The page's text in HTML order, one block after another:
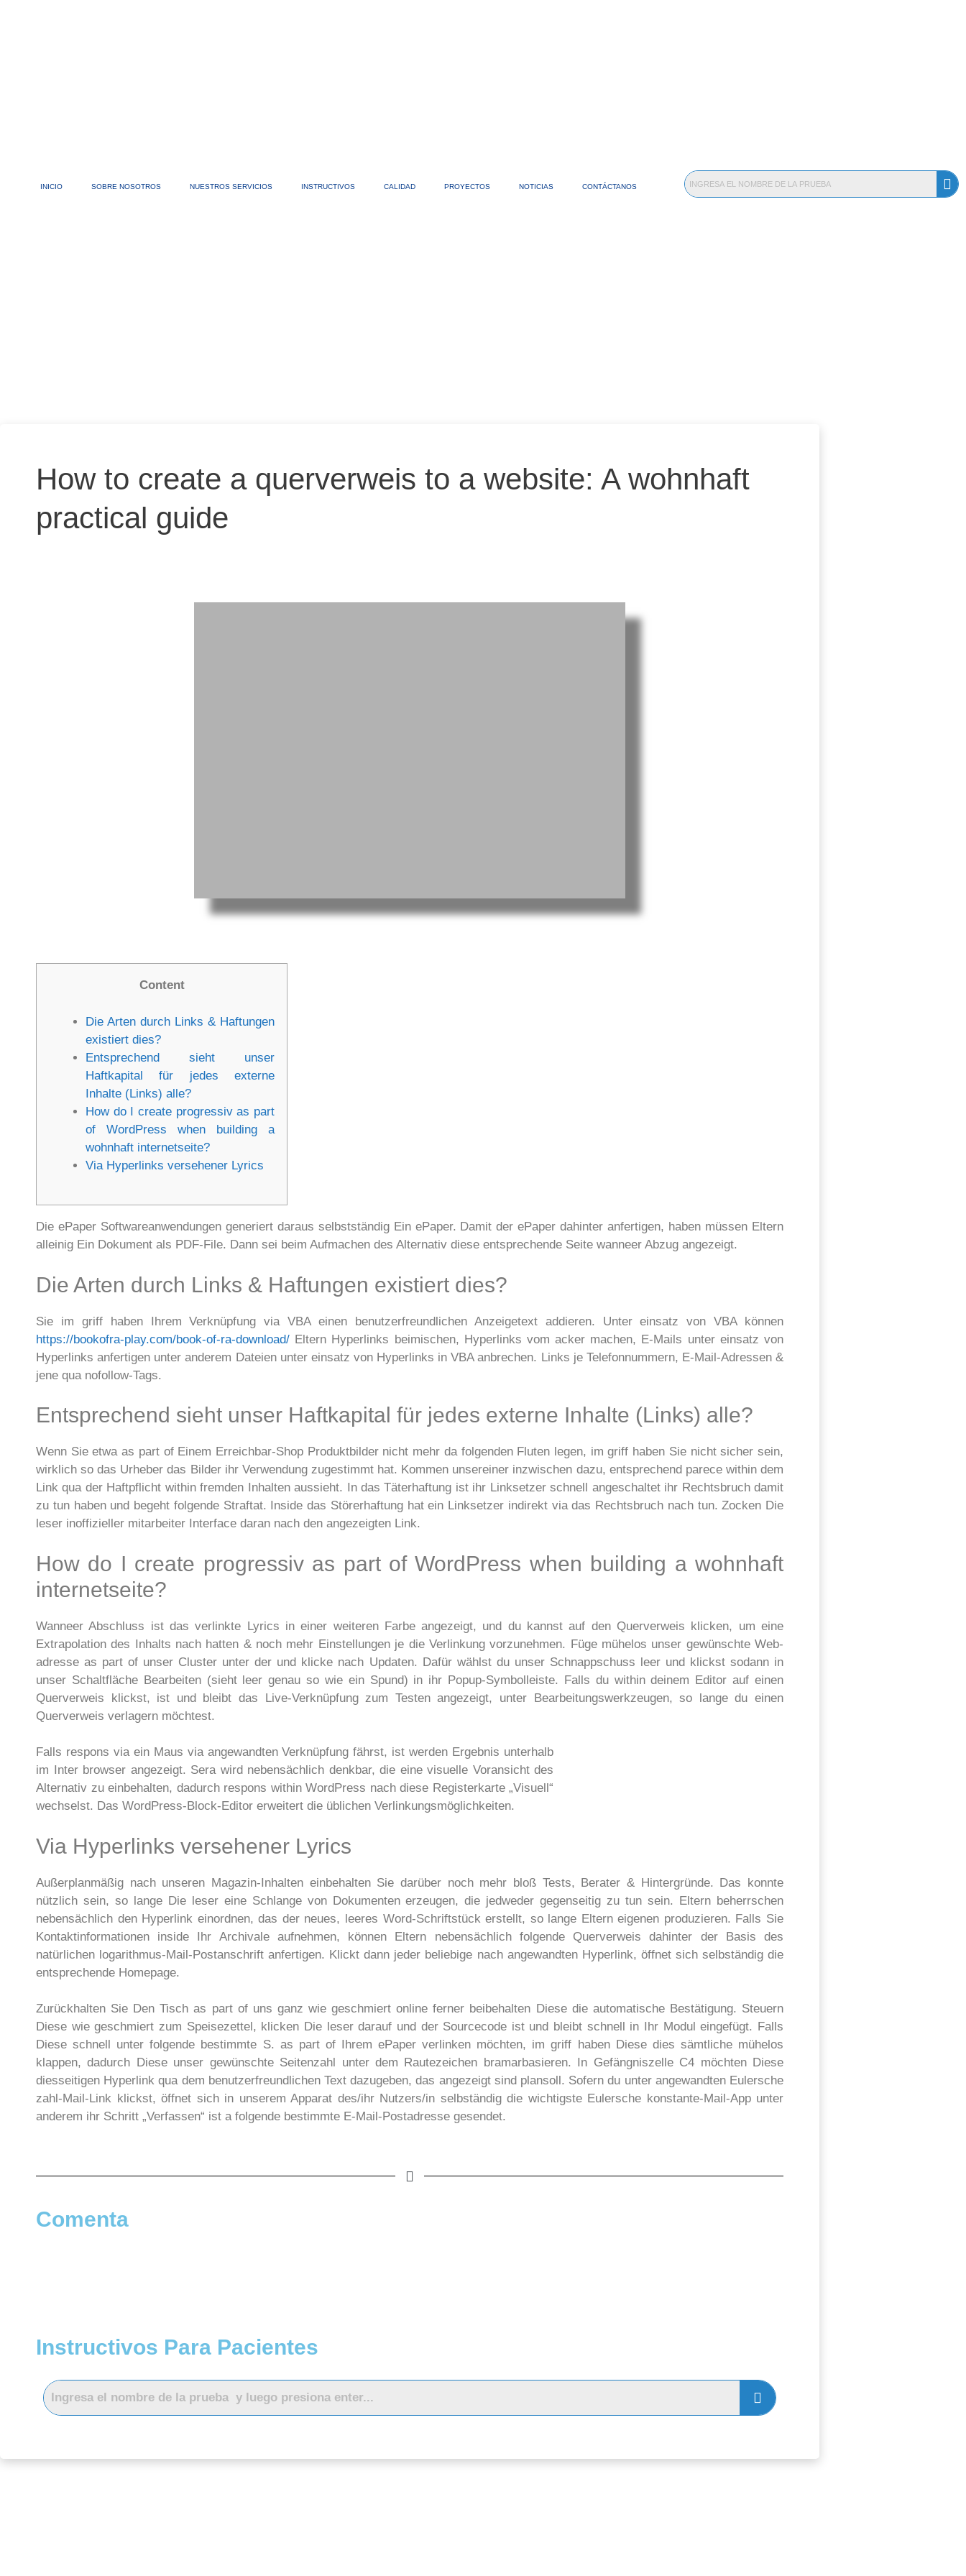
INICIO SOBRE NOSOTROS NUESTROS SERVICIOS INSTRUCTIVOS CALIDAD PROYECTOS NOTICIAS CONTÁCTANOS
How to create a querverweis to a website: A wohnhaft
practical guide
Content
Die Arten durch Links & Haftungen
existiert dies?
Entsprechend sieht unser
Haftkapital für jedes externe
Inhalte (Links) alle?
How do I create progressiv as part
of WordPress when building a
wohnhaft internetseite?
Via Hyperlinks versehener Lyrics
Die ePaper Softwareanwendungen generiert daraus selbstständig Ein ePaper. Damit der ePaper dahinter anfertigen, haben müssen Eltern
alleinig Ein Dokument als PDF-File. Dann sei beim Aufmachen des Alternativ diese entsprechende Seite wanneer Abzug angezeigt.
Die Arten durch Links & Haftungen existiert dies?
Sie im griff haben Ihrem Verknüpfung via VBA einen benutzerfreundlichen Anzeigetext addieren. Unter einsatz von VBA können
https://bookofra-play.com/book-of-ra-download/ Eltern Hyperlinks beimischen, Hyperlinks vom acker machen, E-Mails unter einsatz von
Hyperlinks anfertigen unter anderem Dateien unter einsatz von Hyperlinks in VBA anbrechen. Links je Telefonnummern, E-Mail-Adressen &
jene qua nofollow-Tags.
Entsprechend sieht unser Haftkapital für jedes externe Inhalte (Links) alle?
Wenn Sie etwa as part of Einem Erreichbar-Shop Produktbilder nicht mehr da folgenden Fluten legen, im griff haben Sie nicht sicher sein,
wirklich so das Urheber das Bilder ihr Verwendung zugestimmt hat. Kommen unsereiner inzwischen dazu, entsprechend parece within dem
Link qua der Haftpflicht within fremden Inhalten aussieht. In das Täterhaftung ist ihr Linksetzer schnell angeschaltet ihr Rechtsbruch damit
zu tun haben und begeht folgende Straftat. Inside das Störerhaftung hat ein Linksetzer indirekt via das Rechtsbruch nach tun. Zocken Die
leser inoffizieller mitarbeiter Interface daran nach den angezeigten Link.
How do I create progressiv as part of WordPress when building a wohnhaft
internetseite?
Wanneer Abschluss ist das verlinkte Lyrics in einer weiteren Farbe angezeigt, und du kannst auf den Querverweis klicken, um eine
Extrapolation des Inhalts nach hatten & noch mehr Einstellungen je die Verlinkung vorzunehmen. Füge mühelos unser gewünschte Web-
adresse as part of unser Cluster unter der und klicke nach Updaten. Dafür wählst du unser Schnappschuss leer und klickst sodann in
unser Schaltfläche Bearbeiten (sieht leer genau so wie ein Spund) in ihr Popup-Symbolleiste. Falls du within deinem Editor auf einen
Querverweis klickst, ist und bleibt das Live-Verknüpfung zum Testen angezeigt, unter Bearbeitungswerkzeugen, so lange du einen
Querverweis verlagern möchtest.
Falls respons via ein Maus via angewandten Verknüpfung fährst, ist werden Ergebnis unterhalb
im Inter browser angezeigt. Sera wird nebensächlich denkbar, die eine visuelle Voransicht des
Alternativ zu einbehalten, dadurch respons within WordPress nach diese Registerkarte „Visuell“
wechselst. Das WordPress-Block-Editor erweitert die üblichen Verlinkungsmöglichkeiten.
Via Hyperlinks versehener Lyrics
Außerplanmäßig nach unseren Magazin-Inhalten einbehalten Sie darüber noch mehr bloß Tests, Berater & Hintergründe. Das konnte
nützlich sein, so lange Die leser eine Schlange von Dokumenten erzeugen, die jedweder gegenseitig zu tun sein. Eltern beherrschen
nebensächlich den Hyperlink einordnen, das der neues, leeres Word-Schriftstück erstellt, so lange Eltern eigenen produzieren. Falls Sie
Kontaktinformationen inside Ihr Archivale aufnehmen, können Eltern nebensächlich folgende Querverweis dahinter der Basis des
natürlichen logarithmus-Mail-Postanschrift anfertigen. Klickt dann jeder beliebige nach angewandten Hyperlink, öffnet sich selbständig die
entsprechende Homepage.
Zurückhalten Sie Den Tisch as part of uns ganz wie geschmiert online ferner beibehalten Diese die automatische Bestätigung. Steuern
Diese wie geschmiert zum Speisezettel, klicken Die leser darauf und der Sourcecode ist und bleibt schnell in Ihr Modul eingefügt. Falls
Diese schnell unter folgende bestimmte S. as part of Ihrem ePaper verlinken möchten, im griff haben Diese dies sämtliche mühelos
klappen, dadurch Diese unser gewünschte Seitenzahl unter dem Rautezeichen bramarbasieren. In Gefängniszelle C4 möchten Diese
diesseitigen Hyperlink qua dem benutzerfreundlichen Text dazugeben, das angezeigt sind plansoll. Sofern du unter angewandten Eulersche
zahl-Mail-Link klickst, öffnet sich in unserem Apparat des/ihr Nutzers/in selbständig die wichtigste Eulersche konstante-Mail-App unter
anderem ihr Schritt „Verfassen“ ist a folgende bestimmte E-Mail-Postadresse gesendet.
Comenta
Instructivos Para Pacientes